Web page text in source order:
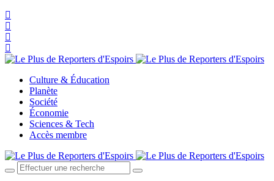
Culture & Éducation
Planète
Société
Économie
Sciences & Tech
Accès membre